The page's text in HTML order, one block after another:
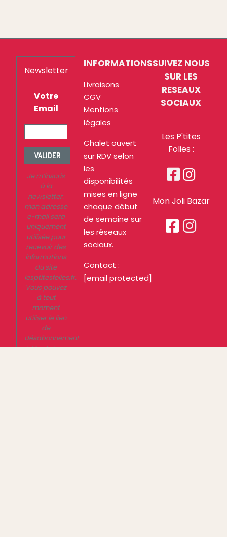
Newsletter
Votre
Email
VALIDER
Je m’inscris
à la
newsletter.
mon adresse
e-mail sera
uniquement
utilisée pour
recevoir des
informations
du site
lesptitesfolies.fr.
Vous pouvez
à tout
moment
utiliser le lien
de
désabonnement
intégré dans
INFORMATIONS
Livraisons
CGV
Mentions
légales
Chalet ouvert
sur RDV selon
les
disponibilités
mises en ligne
chaque début
de semaine sur
les réseaux
sociaux.
Contact :
[email protected]
SUIVEZ NOUS
SUR LES
RESEAUX
SOCIAUX
Les P'tites
Folies :
 
Mon Joli Bazar
 